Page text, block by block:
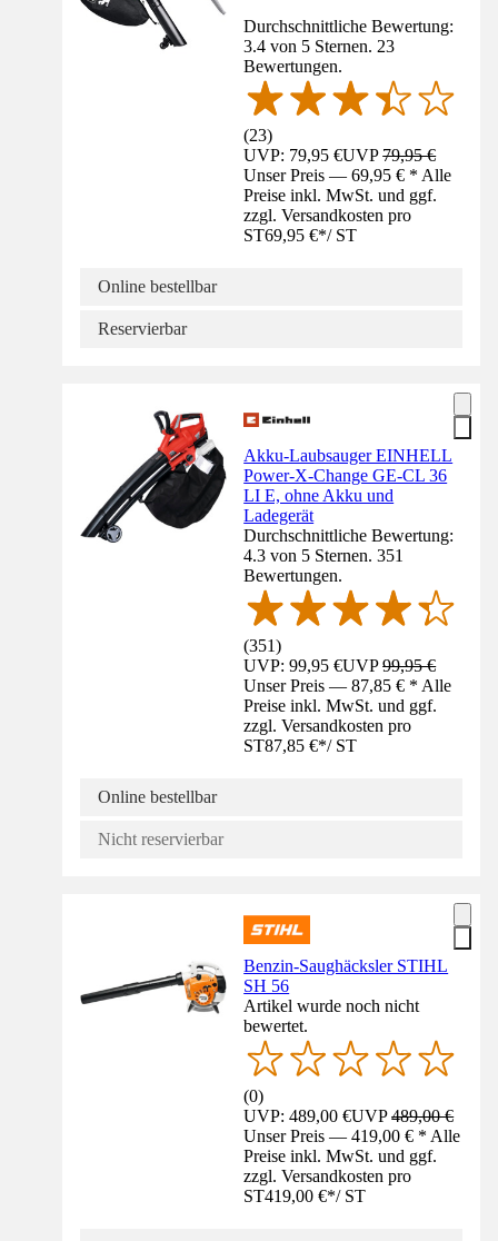
Durchschnittliche Bewertung:
3.4 von 5 Sternen. 23
Bewertungen.
(23)
UVP: 79,95 €UVP79,95 €
Unser Preis — 69,95 € * Alle
Preise inkl. MwSt. und ggf.
zzgl. Versandkosten pro
ST69,95 €*/ ST
Online bestellbar
Reservierbar
Akku-Laubsauger EINHELL
Power-X-Change GE-CL 36
LI E, ohne Akku und
Ladegerät
Durchschnittliche Bewertung:
4.3 von 5 Sternen. 351
Bewertungen.
(351)
UVP: 99,95 €UVP99,95 €
Unser Preis — 87,85 € * Alle
Preise inkl. MwSt. und ggf.
zzgl. Versandkosten pro
ST87,85 €*/ ST
Online bestellbar
Nicht reservierbar
Benzin-Saughäcksler STIHL
SH 56
Artikel wurde noch nicht
bewertet.
(0)
UVP: 489,00 €UVP489,00 €
Unser Preis — 419,00 € * Alle
Preise inkl. MwSt. und ggf.
zzgl. Versandkosten pro
ST419,00 €*/ ST